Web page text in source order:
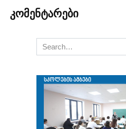
კომენტარები
Search
for: